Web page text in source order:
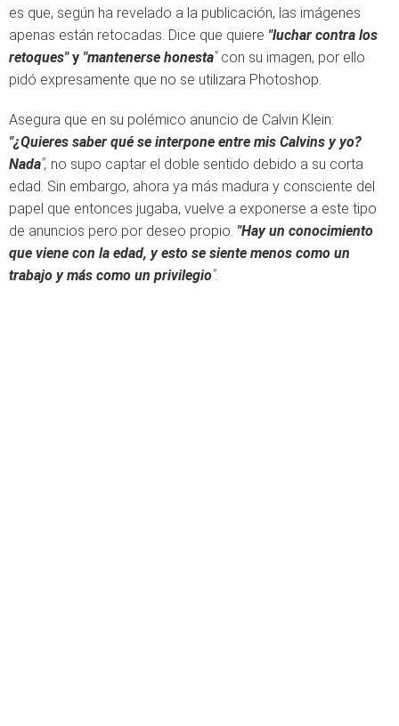
es que, según ha revelado a la publicación, las imágenes
apenas están retocadas. Dice que quiere "luchar contra los
retoques"y "mantenerse honesta"con su imagen, por ello
pidó expresamente que no se utilizara Photoshop.
Asegura que en su polémico anuncio de Calvin Klein:
"¿Quieres saber qué se interpone entre mis Calvins y yo?
Nada", no supo captar el doble sentido debido a su corta
edad. Sin embargo, ahora ya más madura y consciente del
papel que entonces jugaba, vuelve a exponerse a este tipo
de anuncios pero por deseo propio. "Hay un conocimiento
que viene con la edad, y esto se siente menos como un
trabajo y más como un privilegio".